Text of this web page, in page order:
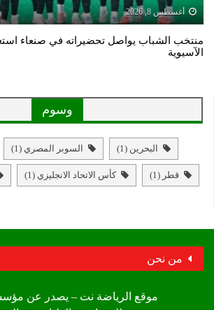
أغسطس 8, 2026
منتخب الشباب يواصل تحضيراته في صنعاء
الآسيوية
وسوم
البحرين (1) السوبر المصري (1)
قطر (1) كأس الاتحاد الانجليزي (1)
من نحن
موقع الرياضة نت – يصدر عن